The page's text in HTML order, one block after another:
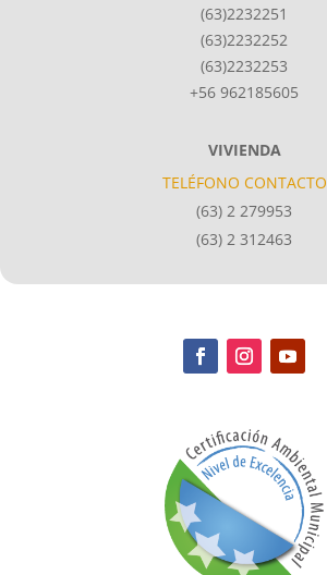
(63)2232251
(63)2232252
(63)2232253
+56 962185605
VIVIENDA
TELÉFONO CONTACTO
(63) 2 279953
(63) 2 312463